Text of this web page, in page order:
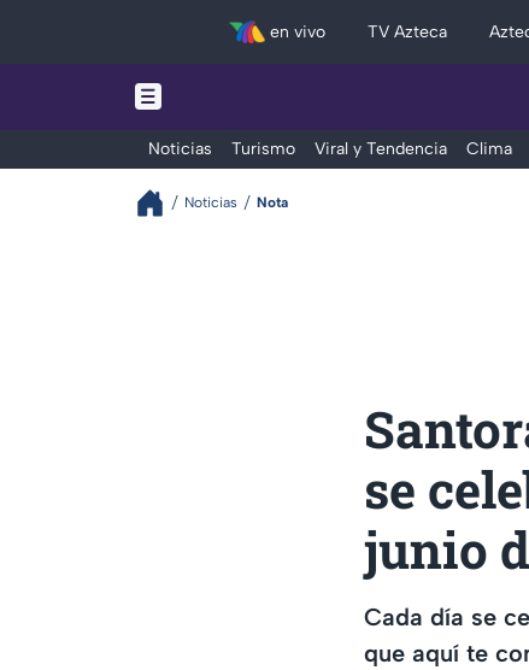
en vivo TV Azteca
Noticias Turismo Viral y Tendencia Clima
Noticias Nota
se
junio
Cada día se
que aquí te